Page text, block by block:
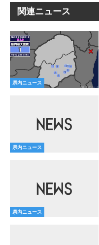
関連ニュース
県内ニュース
県内ニュース
県内ニュース